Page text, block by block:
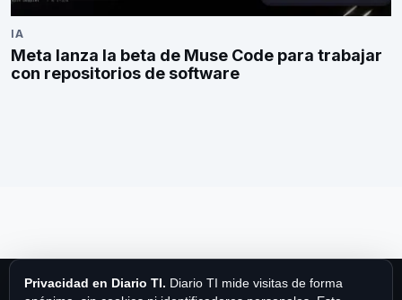
IA
Meta lanza la beta de Muse Code para trabajar
con repositorios de software
Privacidad en Diario TI. Diario TI mide visitas de forma